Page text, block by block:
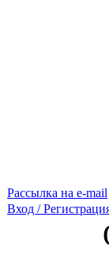
Рассылка на e-mail
Вход /